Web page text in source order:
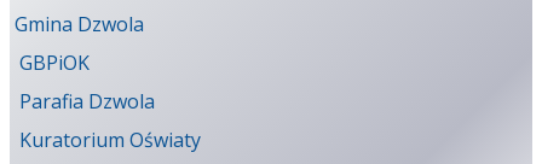
Gmina Dzwola
GBPiOK
Parafia Dzwola
Kuratorium Oświaty